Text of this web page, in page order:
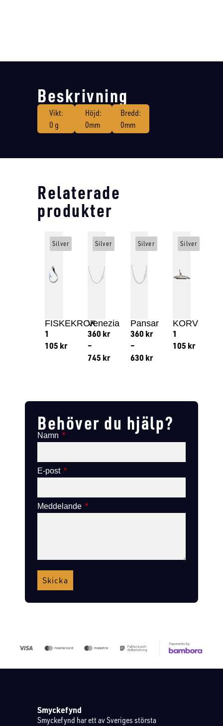
Beskrivning
Vikt:
0 g
Höjd:
0mm
Bredd:
0mm
Relaterade
produkter
FISKEKROK
1
105 kr
Silver
Venezia
360 kr
–
745 kr
Silver
Pansar
360 kr
–
630 kr
Silver
KORV
1
105 kr
Silver
Behöver du hjälp?
Namn
E-post
Meddelande
Skicka
Smyckefynd
Smyckefynd har ett av Sveriges största